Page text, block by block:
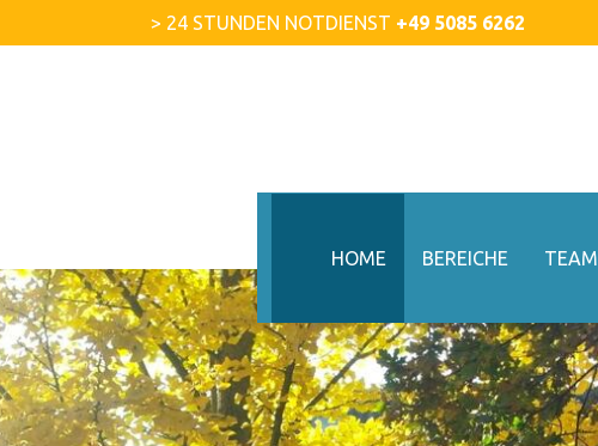
> 24 STUNDEN NOTDIENST +49 5085 6262
HOME BEREICHE TEAM